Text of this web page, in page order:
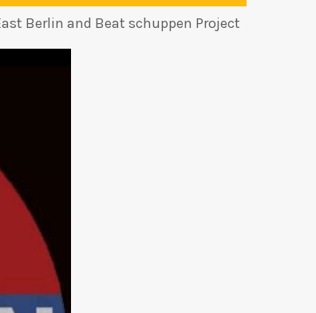
Berlin and Beat schuppen Project